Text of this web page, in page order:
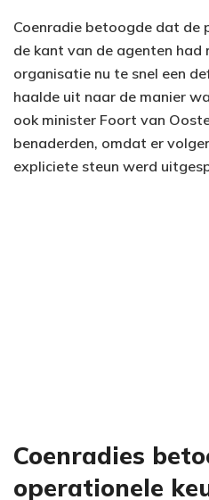
Coenradie betoogde dat de
de kant van de agenten had
organisatie nu te snel een
haalde uit naar de manier
ook minister Foort van
benaderden, omdat er
expliciete steun werd
Coenradies
operationele